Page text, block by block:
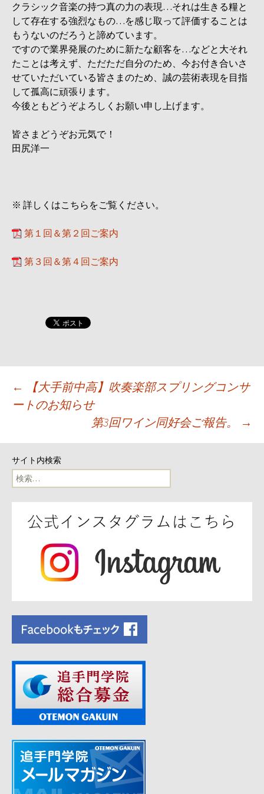
クラシック音楽の持つ真の力の表現…それは生きる糧と
して存在する強烈なもの…を感じ取って評価することは
もうないのだろうと諦めています。
ですので業界発展のために新たな顧客を…などと大それ
たことは考えず、ただただ自分のため、今お付き合いさ
せていただいている皆さまのため、誠の芸術表現を目指
して孤高に頑張ります。
今後ともどうぞよろしくお願い申し上げます。
皆さまどうぞお元気で！
田尻洋一
※ 詳しくはこちらをご覧ください。
第１回＆第２回ご案内
第３回＆第４回ご案内
投
ナ
ビ
ゲ
ン
←
【大手前中高】吹奏楽部スプリングコンサ
ートのお知らせ
第3回ワイン同好会ご報告。
→
サイト内検索
検
索: